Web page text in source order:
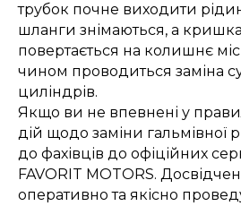
трубок почне виходити
шланги знімаються, а
повертається на колишнє
чином проводиться заміна
циліндрів.
Якщо ви не впевнені у
дій щодо заміни гальмівної
до фахівців до офіційних
FAVORIT MOTORS.
оперативно та якісно